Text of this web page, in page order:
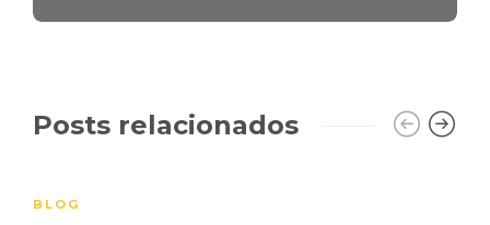
Posts relacionados
BLOG